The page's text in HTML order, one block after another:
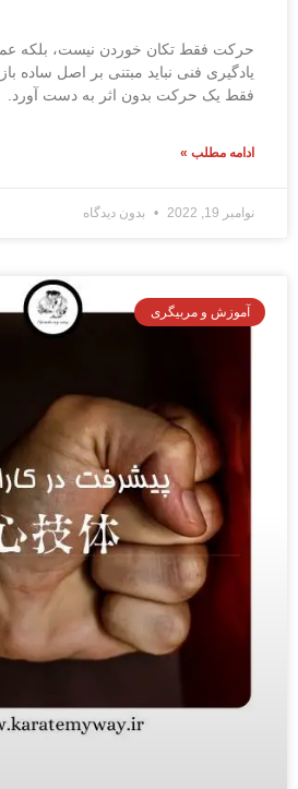
حرکت فقط تکان خوردن نیست، بلکه
یادگیری فنی نباید مبتنی بر اصل ساده
فقط یک حرکت بدون اثر به دست آورد.
ادامه مطلب »
نوامبر 19, 2022 بدون دیدگاه
آموزش و مربیگری